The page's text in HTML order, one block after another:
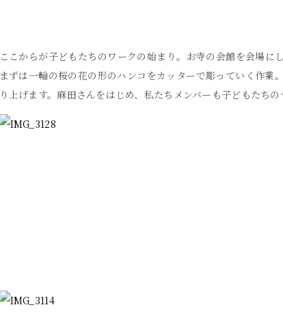
ここからが子どもたちのワークの始まり。お寺の会館を会場に
まずは一輪の桜の花の形のハンコをカッターで彫っていく作
り上げます。麻田さんをはじめ、私たちメンバーも子どもたちの